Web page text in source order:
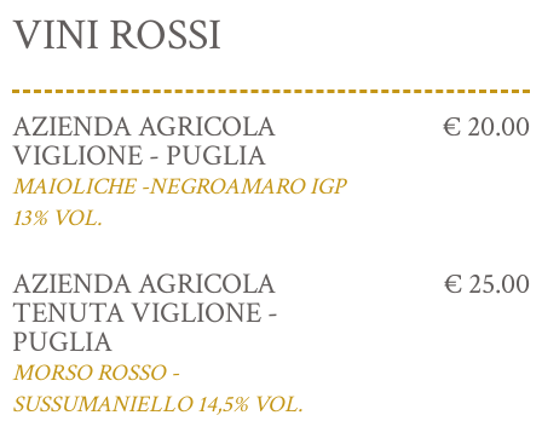
VINI ROSSI
AZIENDA AGRICOLA
VIGLIONE - PUGLIA
MAIOLICHE -NEGROAMARO IGP
13% VOL.
€ 20.00
AZIENDA AGRICOLA
TENUTA VIGLIONE -
PUGLIA
MORSO ROSSO -
SUSSUMANIELLO 14,5% VOL.
€ 25.00